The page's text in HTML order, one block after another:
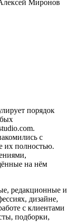
Миронов
порядок
с
их полностью.
на нём
редакционные и
дизайне,
с клиентами
подборки,